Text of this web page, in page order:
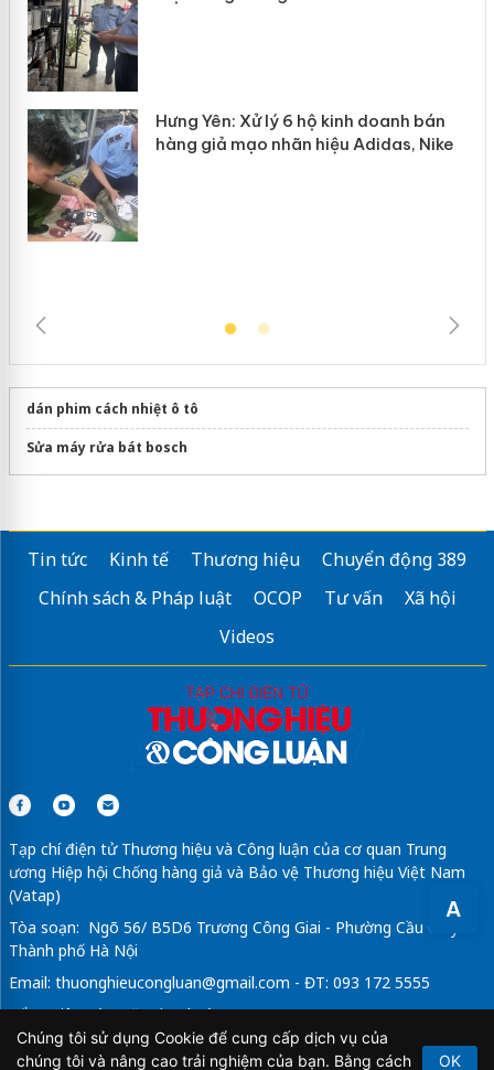
A
dán phim cách nhiệt ô tô
Sửa máy rửa bát bosch
Tin tức Kinh tế Thương hiệu
Chuyển động 389
Chính sách & Pháp luật
OCOP Tư vấn
Xã hội
Videos
Tạp chí điện tử Thương hiệu và Công luận của cơ quan Trung
ương Hiệp hội Chống hàng giả và Bảo vệ Thương hiệu Việt Nam
(Vatap)
Tòa soạn: Ngõ 56/ B5D6 Trương Công Giai - Phường Cầu Giấy -
Thành phố Hà Nội
Email: thuonghieucongluan@gmail.com - ĐT: 093 172 5555
Tổng Biên Tập: Vũ Đức Thuận
Giấy phép hoạt động báo chí điện tử số 64/GP-BTTTT do Bộ
Chúng tôi sử dụng Cookie để cung cấp dịch vụ của
chúng tôi và nâng cao trải nghiệm của bạn. Bằng cách
OK